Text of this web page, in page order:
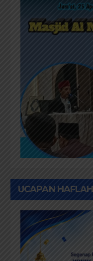
UCAPAN